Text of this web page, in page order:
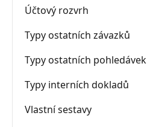
Účtový rozvrh
Typy ostatních závazků
Typy ostatních pohledávek
Typy interních dokladů
Vlastní sestavy